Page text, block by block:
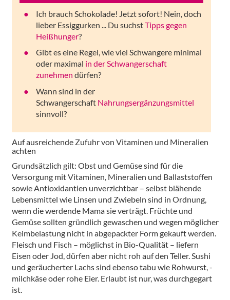
Ich brauch Schokolade! Jetzt sofort! Nein, doch
lieber Essiggurken ... Du suchstTipps gegen
Heißhunger?
Gibt es eine Regel, wie viel Schwangere minimal
oder maximal in der Schwangerschaft
zunehmen dürfen?
Wann sind in der
Schwangerschaft Nahrungsergänzungsmittel
sinnvoll?
Auf ausreichende Zufuhr von Vitaminen und Mineralien
achten
Grundsätzlich gilt: Obst und Gemüse sind für die
Versorgung mit Vitaminen, Mineralien und Ballaststoffen
sowie Antioxidantien unverzichtbar – selbst blähende
Lebensmittel wie Linsen und Zwiebeln sind in Ordnung,
wenn die werdende Mama sie verträgt. Früchte und
Gemüse sollten gründlich gewaschen und wegen möglicher
Keimbelastung nicht in abgepackter Form gekauft werden.
Fleisch und Fisch – möglichst in Bio-Qualität – liefern
Eisen oder Jod, dürfen aber nicht roh auf den Teller. Sushi
und geräucherter Lachs sind ebenso tabu wie Rohwurst, -
milchkäse oder rohe Eier. Erlaubt ist nur, was durchgegart
ist.